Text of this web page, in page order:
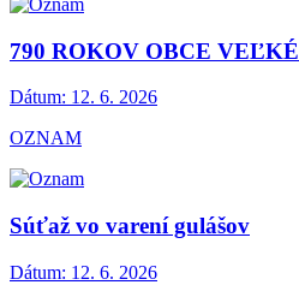
790 ROKOV OBCE
Dátum: 12. 6. 2026
OZNAM
Súťaž vo varení gulášov
Dátum: 12. 6. 2026